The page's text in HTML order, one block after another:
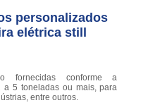
personalizados
elétrica still
fornecidas conforme a
a 5 toneladas ou mais, para
entre outros.